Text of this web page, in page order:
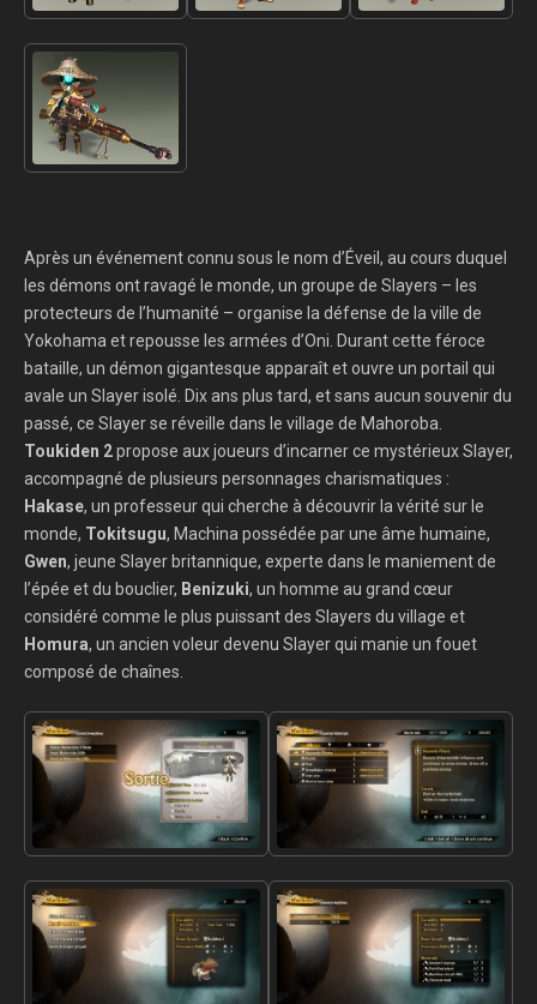
Après un événement connu sous le nom d’Éveil, au cours duquel
les démons ont ravagé le monde, un groupe de Slayers – les
protecteurs de l’humanité – organise la défense de la ville de
Yokohama et repousse les armées d’Oni. Durant cette féroce
bataille, un démon gigantesque apparaît et ouvre un portail qui
avale un Slayer isolé. Dix ans plus tard, et sans aucun souvenir du
passé, ce Slayer se réveille dans le village de Mahoroba.
Toukiden 2propose aux joueurs d’incarner ce mystérieux Slayer,
accompagné de plusieurs personnages charismatiques :
Hakase, un professeur qui cherche à découvrir la vérité sur le
monde, Tokitsugu, Machina possédée par une âme humaine,
Gwen, jeune Slayer britannique, experte dans le maniement de
l’épée et du bouclier, Benizuki, un homme au grand cœur
considéré comme le plus puissant des Slayers du village et
Homura, un ancien voleur devenu Slayer qui manie un fouet
composé de chaînes.